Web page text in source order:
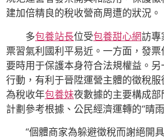
建加倍精良的稅收營商周遭的狀況。
多包養站長位受包養甜心網訪專
票習氣利國利平易近。一方面，發
要時用于保護本身符合法規權益。
行動，有利于晉陞運營主體的徵稅
為稅收年包養妹夜數據的主要構成
計劃參考根據、公民經濟運轉的“晴雨
“個體商家為躲避徵稅而謝絕開